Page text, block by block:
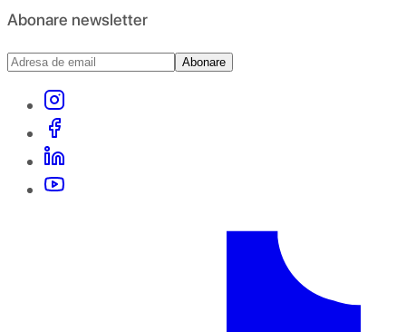
Abonare newsletter
Abonare